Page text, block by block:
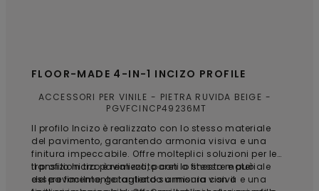
FLOOR-MADE 4-IN-1 INCIZO PROFILE
ACCESSORI PER VINILE
PIETRA RUVIDA BEIGE
PGVFCINCP49236MT
Il profilo Incizo è realizzato con lo stesso materiale
del pavimento, garantendo armonia visiva e una
finitura impeccabile. Offre molteplici soluzioni per le
transizioni tra pavimenti, pareti o finestre e può
essere facilmente tagliato su misura con il
Il profilo Incizo è realizzato con lo stesso materiale
del pavimento, garantendo armonia visiva e una